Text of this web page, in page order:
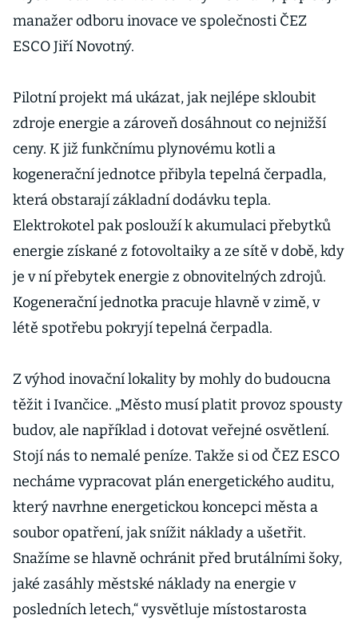
manažer odboru inovace ve společnosti ČEZ
ESCO Jiří Novotný.
Pilotní projekt má ukázat, jak nejlépe skloubit
zdroje energie a zároveň dosáhnout co nejnižší
ceny. K již funkčnímu plynovému kotli a
kogenerační jednotce přibyla tepelná čerpadla,
která obstarají základní dodávku tepla.
Elektrokotel pak poslouží k akumulaci přebytků
energie získané z fotovoltaiky a ze sítě v době, kdy
je v ní přebytek energie z obnovitelných zdrojů.
Kogenerační jednotka pracuje hlavně v zimě, v
létě spotřebu pokryjí tepelná čerpadla.
Z výhod inovační lokality by mohly do budoucna
těžit i Ivančice. „Město musí platit provoz spousty
budov, ale například i dotovat veřejné osvětlení.
Stojí nás to nemalé peníze. Takže si od ČEZ ESCO
necháme vypracovat plán energetického auditu,
který navrhne energetickou koncepci města a
soubor opatření, jak snížit náklady a ušetřit.
Snažíme se hlavně ochránit před brutálními šoky,
jaké zasáhly městské náklady na energie v
posledních letech,“ vysvětluje místostarosta